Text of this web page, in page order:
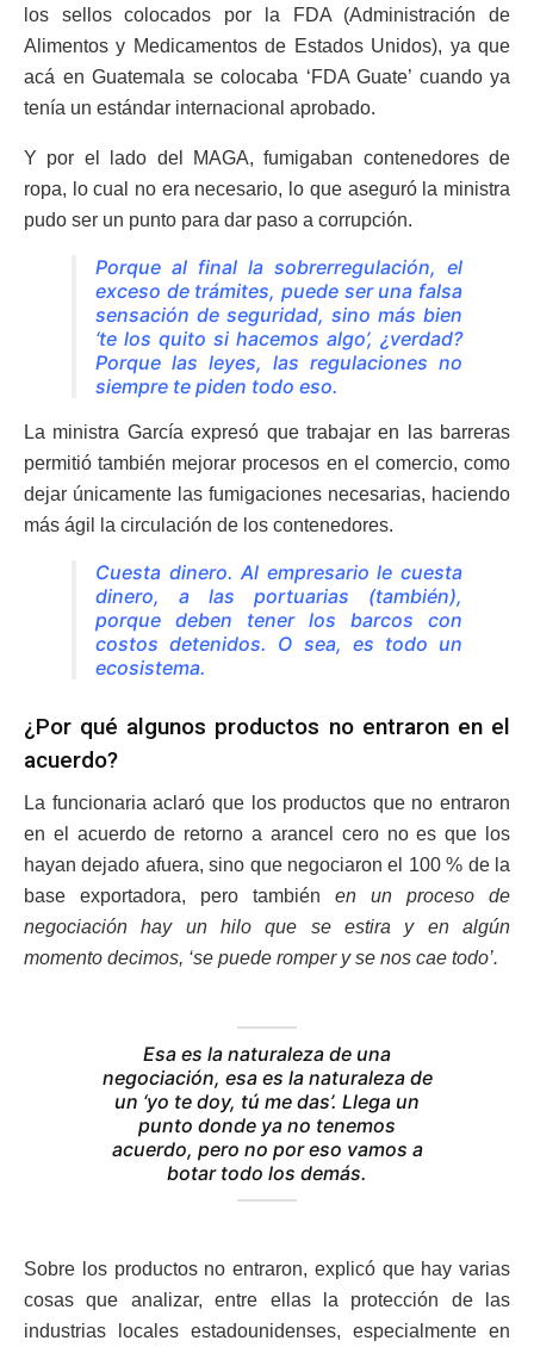
los sellos colocados por la FDA (Administración de
Alimentos y Medicamentos de Estados Unidos), ya que
acá en Guatemala se colocaba ‘FDA Guate’ cuando ya
tenía un estándar internacional aprobado.
Y por el lado del MAGA, fumigaban contenedores de
ropa, lo cual no era necesario, lo que aseguró la ministra
pudo ser un punto para dar paso a corrupción.
Porque al final la sobrerregulación, el
exceso de trámites, puede ser una falsa
sensación de seguridad, sino más bien
‘te los quito si hacemos algo’, ¿verdad?
Porque las leyes, las regulaciones no
siempre te piden todo eso.
La ministra García expresó que trabajar en las barreras
permitió también mejorar procesos en el comercio, como
dejar únicamente las fumigaciones necesarias, haciendo
más ágil la circulación de los contenedores.
Cuesta dinero. Al empresario le cuesta
dinero, a las portuarias (también),
porque deben tener los barcos con
costos detenidos. O sea, es todo un
ecosistema.
¿Por qué algunos productos no entraron en el
acuerdo?
La funcionaria aclaró que los productos que no entraron
en el acuerdo de retorno a arancel cero no es que los
hayan dejado afuera, sino que negociaron el 100 % de la
base exportadora, pero también en un proceso de
negociación hay un hilo que se estira y en algún
momento decimos, ‘se puede romper y se nos cae todo’.
Esa es la naturaleza de una
negociación, esa es la naturaleza de
un ‘yo te doy, tú me das’. Llega un
punto donde ya no tenemos
acuerdo, pero no por eso vamos a
botar todo los demás.
Sobre los productos no entraron, explicó que hay varias
cosas que analizar, entre ellas la protección de las
industrias locales estadounidenses, especialmente en